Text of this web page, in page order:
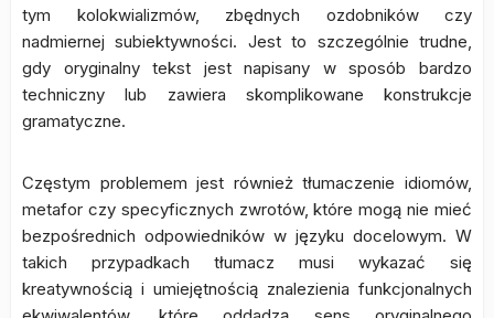
tym kolokwializmów, zbędnych ozdobników czy
nadmiernej subiektywności. Jest to szczególnie trudne,
gdy oryginalny tekst jest napisany w sposób bardzo
techniczny lub zawiera skomplikowane konstrukcje
gramatyczne.
Częstym problemem jest również tłumaczenie idiomów,
metafor czy specyficznych zwrotów, które mogą nie mieć
bezpośrednich odpowiedników w języku docelowym. W
takich przypadkach tłumacz musi wykazać się
kreatywnością i umiejętnością znalezienia funkcjonalnych